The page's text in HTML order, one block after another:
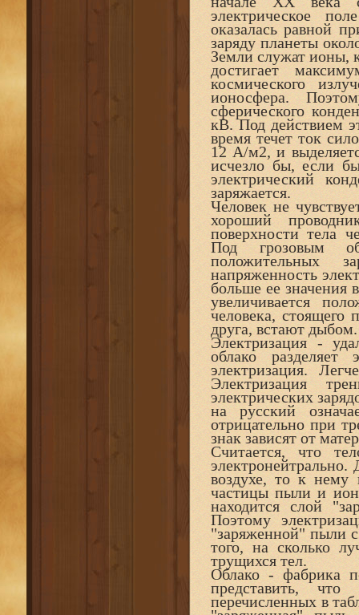
электрическое
оказалась равной
заряду планеты
Земли служат ионы,
достигает
космического
ионосфера.
сферического
кВ. Под действием
время течет ток
12 А/м2, и
исчезло бы, если
электрический
заряжается.
Человек не
хороший
поверхности тела
Под грозовым
положительных
напряженность
больше ее значения
увеличивается
человека, стоящего
друга, встают дыбом.
Электризация -
облако разделяет
электризация.
Электризация
электрических
на русский
отрицательно при
знак зависят от
Считается, что
электронейтрально.
воздухе, то к нему
частицы пыли и
находится слой
Поэтому
"заряженной" пыли с
того, на сколько
трущихся тел.
Облако - фабрика
представить,
перечисленных в